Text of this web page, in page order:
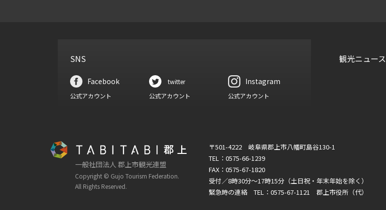
SNS
Facebook
公式アカウント
twitter
公式アカウント
Instagram
公式アカウント
観光ニュース
一般社団法人 郡上市観光連盟
Copyright © Gujo Tourism Federation.
All Rights Reserved.
〒501-4222 岐阜県郡上市八幡町島谷130-1
TEL：0575-66-1239
FAX：0575-67-1820
受付／8時30分～17時15分（土日祝・年末年始を除く）
緊急時の連絡 TEL：0575-67-1121 郡上市役所（代）